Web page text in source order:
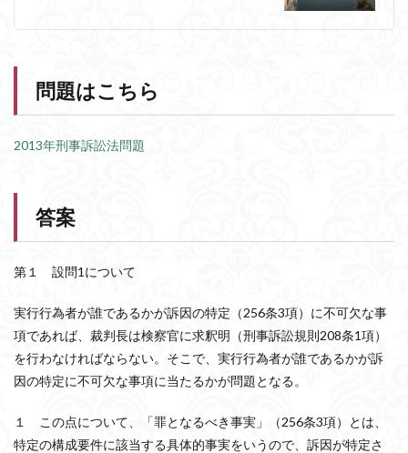
問題はこちら
2013年刑事訴訟法問題
答案
第１ 設問1について
実行行為者が誰であるかが訴因の特定（256条3項）に不可欠な事
項であれば、裁判長は検察官に求釈明（刑事訴訟規則208条1項）
を行わなければならない。そこで、実行行為者が誰であるかが訴
因の特定に不可欠な事項に当たるかが問題となる。
１ この点について、「罪となるべき事実」（256条3項）とは、
特定の構成要件に該当する具体的事実をいうので、訴因が特定さ